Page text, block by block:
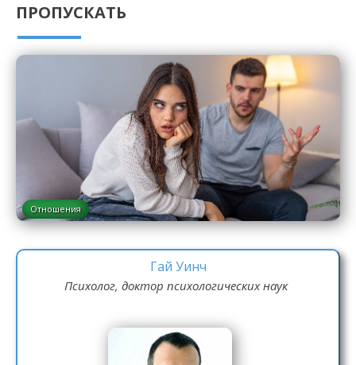
ПРОПУСКАТЬ
Отношения
Гай Уинч
Психолог, доктор психологических наук